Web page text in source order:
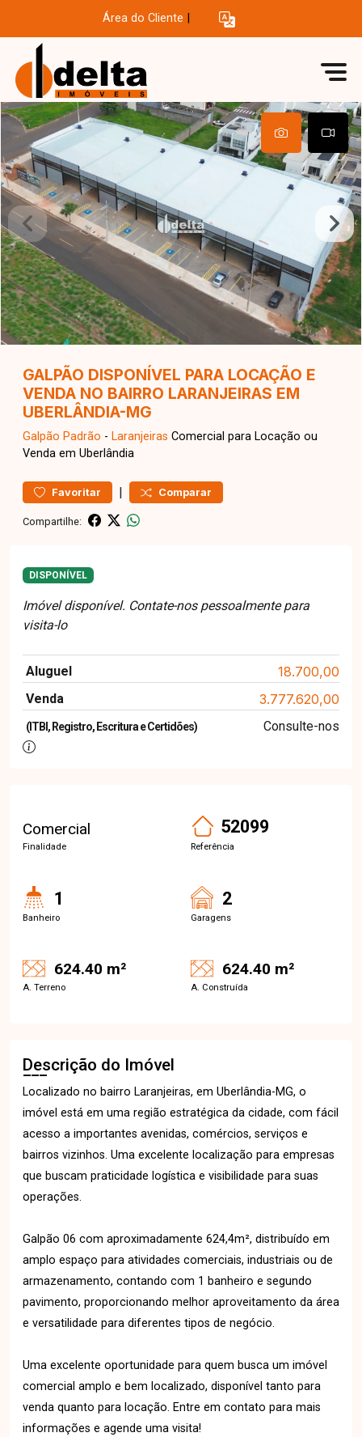
Área do Cliente
GALPÃO DISPONÍVEL PARA LOCAÇÃO E
VENDA NO BAIRRO LARANJEIRAS EM
UBERLÂNDIA-MG
Galpão Padrão - Laranjeiras Comercial para Locação ou
Venda em Uberlândia
Favoritar | Comparar
Compartilhe:
DISPONÍVEL
Imóvel disponível. Contate-nos pessoalmente para
visita-lo
Aluguel 18.700,00
Venda 3.777.620,00
(ITBI, Registro, Escritura e Certidões) Consulte-nos
Comercial
Finalidade
52099
Referência
1
Banheiro
2
Garagens
624.40 m²
A. Terreno
624.40 m²
A. Construída
Descrição do Imóvel
Localizado no bairro Laranjeiras, em Uberlândia-MG, o
imóvel está em uma região estratégica da cidade, com fácil
acesso a importantes avenidas, comércios, serviços e
bairros vizinhos. Uma excelente localização para empresas
que buscam praticidade logística e visibilidade para suas
operações.
Galpão 06 com aproximadamente 624,4m², distribuído em
amplo espaço para atividades comerciais, industriais ou de
armazenamento, contando com 1 banheiro e segundo
pavimento, proporcionando melhor aproveitamento da área
e versatilidade para diferentes tipos de negócio.
Uma excelente oportunidade para quem busca um imóvel
comercial amplo e bem localizado, disponível tanto para
venda quanto para locação. Entre em contato para mais
informações e agende uma visita!